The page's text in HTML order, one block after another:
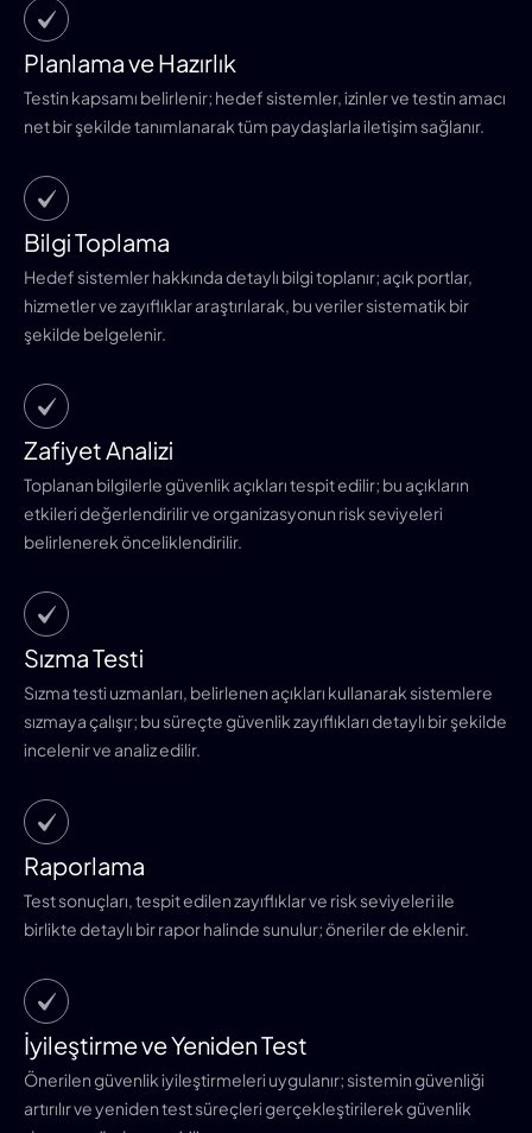
Planlama ve Hazırlık
Testin kapsamı belirlenir; hedef sistemler, izinler ve testin amacı
net bir şekilde tanımlanarak tüm paydaşlarla iletişim sağlanır.
Bilgi Toplama
Hedef sistemler hakkında detaylı bilgi toplanır; açık portlar,
hizmetler ve zayıflıklar araştırılarak, bu veriler sistematik bir
şekilde belgelenir.
Zafiyet Analizi
Toplanan bilgilerle güvenlik açıkları tespit edilir; bu açıkların
etkileri değerlendirilir ve organizasyonun risk seviyeleri
belirlenerek önceliklendirilir.
Sızma Testi
Sızma testi uzmanları, belirlenen açıkları kullanarak sistemlere
sızmaya çalışır; bu süreçte güvenlik zayıflıkları detaylı bir şekilde
incelenir ve analiz edilir.
Raporlama
Test sonuçları, tespit edilen zayıflıklar ve risk seviyeleri ile
birlikte detaylı bir rapor halinde sunulur; öneriler de eklenir.
İyileştirme ve Yeniden Test
Önerilen güvenlik iyileştirmeleri uygulanır; sistemin güvenliği
artırılır ve yeniden test süreçleri gerçekleştirilerek güvenlik